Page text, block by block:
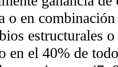
o en
estructurales
en el 40% de